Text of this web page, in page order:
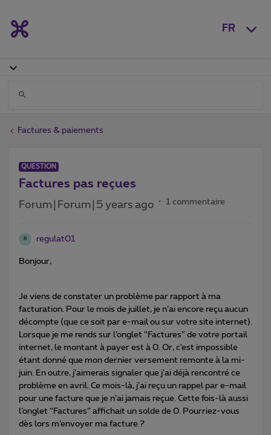
FR
Factures & paiements
QUESTION
Factures pas reçues
Forum|Forum|5 years ago 1 commentaire
R regulat01
Bonjour,
Je viens de constater un problème par rapport à ma
facturation. Pour le mois de juillet, je n’ai encore reçu aucun
décompte (que ce soit par e-mail ou sur votre site internet).
Lorsque je me rends sur l’onglet “Factures” de votre portail
internet, le montant à payer est à 0. Or, c’est impossible
étant donné que mon dernier versement remonte à la mi-
juin. En outre, j’aimerais signaler que j’ai déjà rencontré ce
problème en avril. Ce mois-là, j’ai reçu un rappel par e-mail
pour une facture que je n’ai jamais reçue. Cette fois-là aussi
l’onglet “Factures” affichait un solde de 0. Pourriez-vous
dès lors m’envoyer ma facture ?